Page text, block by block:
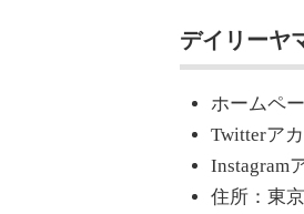
デイリーヤ
ホームペ
Twitterア
Instagram
住所：東